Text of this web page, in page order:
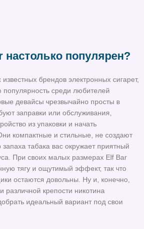
настолько популярен?
брендов электронных сигарет,
среди любителей
девайсы чрезвычайно просты в
заправки или обслуживания,
из упаковки и начать
компактные и стильные, не создают
табака вас окружает приятный
При своих малых размерах Elf Bar
тягу и ощутимый эффект, так что
остаются довольны. Ну и, конечно,
различной крепости никотина
идеальный вариант под свои